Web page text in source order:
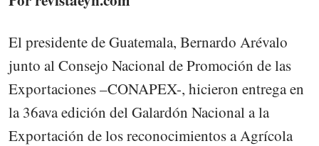
El presidente de Guatemala, Bernardo Arévalo
junto al Consejo Nacional de Promoción de las
Exportaciones –CONAPEX-, hicieron entrega en
la 36ava edición del Galardón Nacional a la
Exportación de los reconocimientos a Agrícola